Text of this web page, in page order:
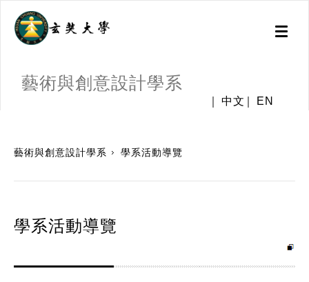
Toggle
藝術與創意設計學系
中文 EN
藝術與創意設計學系 學系活動導覽
學系活動導覽